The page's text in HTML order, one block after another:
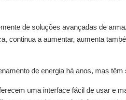
de soluções avançadas de
continua a aumentar, aumenta
de energia há anos, mas têm
uma interface fácil de usar e